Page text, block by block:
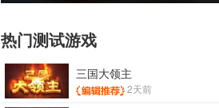
热门测试游戏
三国大领主
2天前